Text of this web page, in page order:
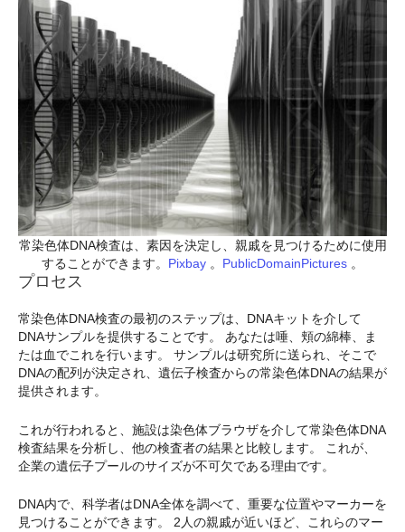
常染色体DNA検査は、素因を決定し、親戚を見つけるために使用
することができます。 Pixbay 。 PublicDomainPictures 。
プロセス
常染色体DNA検査の最初のステップは、DNAキットを介して
DNAサンプルを提供することです。 あなたは唾、頬の綿棒、ま
たは血でこれを行います。 サンプルは研究所に送られ、そこで
DNAの配列が決定され、遺伝子検査からの常染色体DNAの結果が
提供されます。
これが行われると、施設は染色体ブラウザを介して常染色体DNA
検査結果を分析し、他の検査者の結果と比較します。 これが、
企業の遺伝子プールのサイズが不可欠である理由です。
DNA内で、科学者はDNA全体を調べて、重要な位置やマーカーを
見つけることができます。 2人の親戚が近いほど、これらのマー